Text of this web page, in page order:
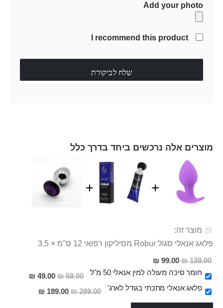
Add your photo
I recommend this product
שלח לביקורת
מוצרים אלה נרכשים ביחד בדרך כלל
מוצר זה:
פלאג אנאלי סגול Robur מסיליקון רפואי 12 ס"מ × 3.5
139.00 ₪
מחיר
מבצע
99.00 ₪
חומר סיכה מעולה למין אנאלי 50 מ"ל
59.00 ₪
מחיר
מבצע
49.00 ₪
פלאג אנאלי מתכתי בגודל לארג'
289.00 ₪
מחיר
189.00 ₪